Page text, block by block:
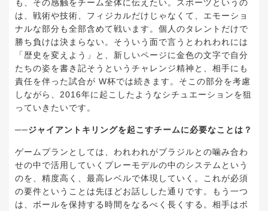
も、その感触をチーム全体に伝えたい。スポーツというの
は、戦術や技術、フィジカルだけじゃなくて、エモーショ
ナルな部分も全部含めて戦います。個人のタレントだけで
勝ち負けは決まらない。そういう面で言うとわれわれには
「歴史を変えよう」と、新しいページに金色の文字で自分
たちの姿を書き記そうというチャレンジ精神と、相手にも
責任を伴った試合が W杯では続きます。そこの部分を考慮
しながら、2016年に起こしたようなシチュエーションを狙
っていきたいです。
──ジャイアントキリングを起こすチームに必要なことは？
ゲームプランとしては、われわれがブラジルとの噛み合わ
せの中で活用していくプレーモデルの中のシステムという
のを、精度高く、最高レベルで体現していく。これが必須
の要件ということは先ほどお話しした通りです。もう一つ
は、ボールを保持する時間をなるべく長くする。相手はボ